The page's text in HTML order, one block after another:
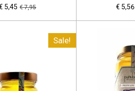
5,45 € 7,95 € 5,56
Sale!